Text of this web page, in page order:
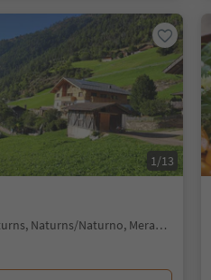
1/13
Naturno/Naturns, Naturns/Naturno, Meran/Merano and environs